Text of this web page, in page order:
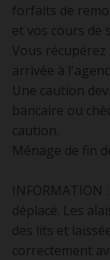
forfaits de
et vos cours de
Vous
arrivée à
Une caution
bancaire ou
caution.
Ménage de fin
déplacé. Les
des lits et
correctement